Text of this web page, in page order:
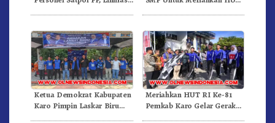
Ketua Demokrat Kabupaten
Karo Pimpin Laskar Biru
Meriahkan HUT RI Ke-81
Pemkab Karo Gelar Gerak